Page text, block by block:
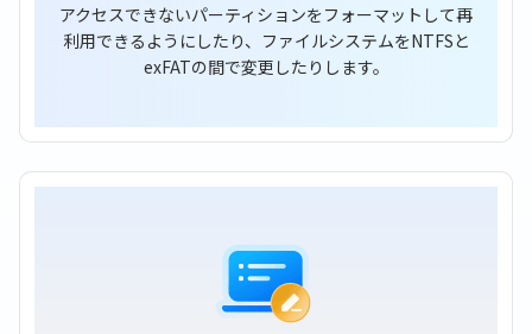
アクセスできないパーティションをフォーマットして再
利用できるようにしたり、ファイルシステムをNTFSと
exFATの間で変更したりします。